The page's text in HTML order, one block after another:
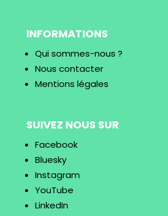
INFORMATIONS
Qui sommes-nous ?
Nous contacter
Mentions légales
SUIVEZ NOUS SUR
Facebook
Bluesky
Instagram
YouTube
LinkedIn